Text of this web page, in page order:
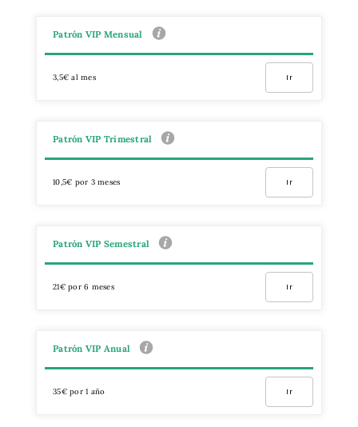
Patrón VIP Mensual
3,5€ al mes Ir
Patrón VIP Trimestral
10,5€ por 3 meses Ir
Patrón VIP Semestral
21€ por 6 meses Ir
Patrón VIP Anual
35€ por 1 año Ir